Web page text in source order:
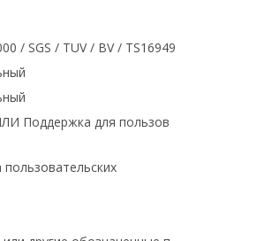
/ SGS / TUV / BV / TS16949
Поддержка для пользов